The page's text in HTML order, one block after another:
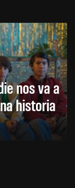
nos va a
historia